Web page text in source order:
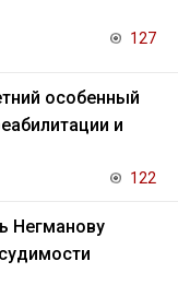
127
особенный
и
122
Негманову